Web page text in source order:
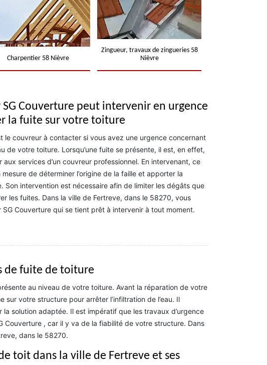
Charpentier 58 Nièvre
Zingueur, travaux de zingueries 58
Nièvre
SG Couverture peut intervenir en urgence
la fuite sur votre toiture
le couvreur à contacter si vous avez une urgence concernant
de votre toiture. Lorsqu’une fuite se présente, il est, en effet,
aux services d’un couvreur professionnel. En intervenant, ce
de déterminer l’origine de la faille et apporter la
Son intervention est nécessaire afin de limiter les dégâts que
les fuites. Dans la ville de Fertreve, dans le 58270, vous
Couverture qui se tient prêt à intervenir à tout moment.
de fuite de toiture
au niveau de votre toiture. Avant la réparation de votre
votre structure pour arrêter l’infiltration de l’eau. Il
solution adaptée. Il est impératif que les travaux d’urgence
Couverture , car il y va de la fiabilité de votre structure. Dans
dans le 58270.
toit dans la ville de Fertreve et ses